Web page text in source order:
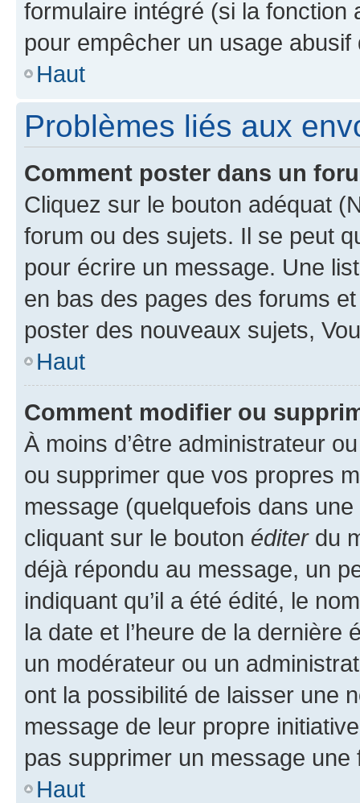
formulaire intégré (si la fonction
pour empêcher un usage
Haut
Problèmes liés aux
Comment poster dans un
Cliquez sur le bouton adéquat
forum ou des sujets. Il se peut
pour écrire un message. Une
en bas des pages des forums
poster des nouveaux sujets,
Haut
Comment modifier ou
À moins d’être administrateur
ou supprimer que vos propres
message (quelquefois dans
cliquant sur le bouton éditerdu
déjà répondu au message, un
indiquant qu’il a été édité, le
la date et l’heure de la dernière
un modérateur ou un
ont la possibilité de laisser une
message de leur propre
pas supprimer un message une
Haut